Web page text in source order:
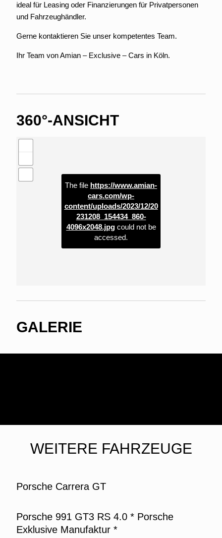
ideal für Leasing oder Finanzierungen für Privatpersonen
und Fahrzeughändler.
Gerne kontaktieren Sie unser kompetentes Team.
Ihr Team von Amian – Exclusive – Cars in Köln.
360°-ANSICHT
The file https://www.amian-
cars.com/wp-
content/uploads/2023/12/20
231208_154434_860-
4096x2048.jpgcould not be
accessed.
GALERIE
WEITERE FAHRZEUGE
Porsche Carrera GT
Porsche 991 GT3 RS 4.0 * Porsche
Exklusive Manufaktur *